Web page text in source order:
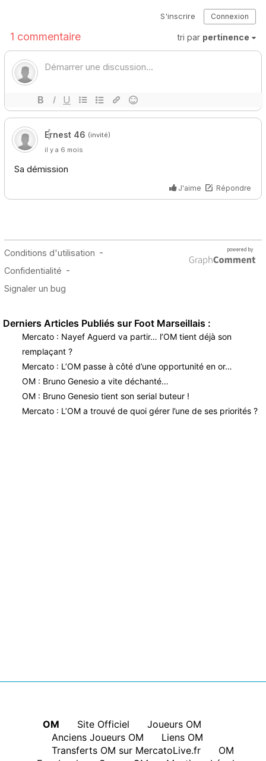
Derniers Articles Publiés sur Foot Marseillais :
Mercato : Nayef Aguerd va partir… l’OM tient déjà son
remplaçant ?
Mercato : L’OM passe à côté d’une opportunité en or…
OM : Bruno Genesio a vite déchanté…
OM : Bruno Genesio tient son serial buteur !
Mercato : L’OM a trouvé de quoi gérer l’une de ses priorités ?
OM Site Officiel
Joueurs OM
Anciens Joueurs OM
Liens OM
Transferts OM sur MercatoLive.fr
OM